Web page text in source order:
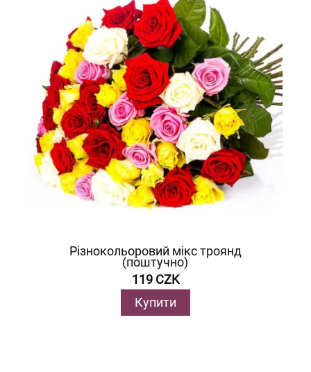
Різнокольоровий мікс троянд
(поштучно)
119 CZK
Купити